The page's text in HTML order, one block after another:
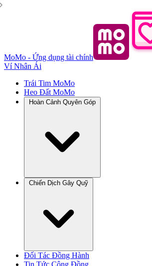
MoMo - Ứng dụng tài chính
Ví Nhân Ái
Trái Tim MoMo
Heo Đất MoMo
Hoàn Cảnh Quyên Góp
Chiến Dịch Gây Quỹ
Đối Tác Đồng Hành
Tin Tức Cộng Đồng